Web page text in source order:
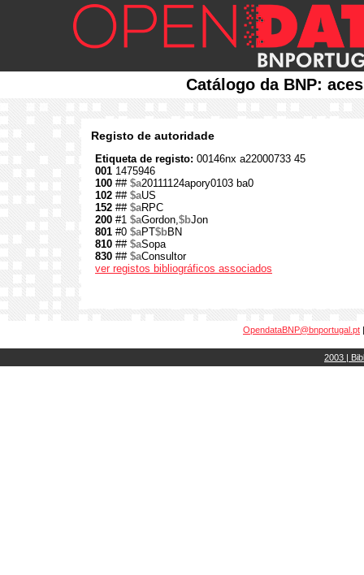
Catálogo da BNP:
Registo de autoridade
Etiqueta de registo: 00146nx a22000733 45
001 1475946
100 ## $a20111124apory0103 ba0
102 ## $aUS
152 ## $aRPC
200 #1 $aGordon,$bJon
801 #0 $aPT$bBN
810 ## $aSopa
830 ## $aConsultor
ver registos bibliográficos associados
OpendataBNP@bnportugal.pt
2003 |